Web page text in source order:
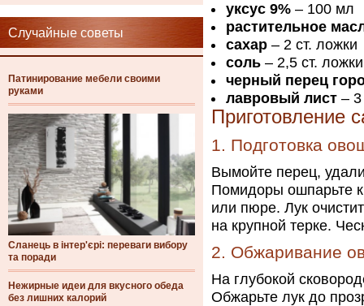
Случайные советы
Патинирование мебели своими
руками
Сланець в інтер'єрі: переваги вибору
та поради
Нежирные идеи для вкусного обеда
без лишних калорий
уксус 9% – 100 мл
растительное
сахар – 2 ст. ложки
соль – 2,5 ст. ложки
черный перец
лавровый лист –
Приготовление
1. Подготовка
Вымойте перец,
Помидоры ошпарьте
или пюре. Лук
на крупной терке.
2. Обжаривание
На глубокой
Обжарьте лук до